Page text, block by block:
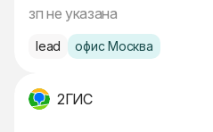
зп не указана
lead офис Москва
2ГИС